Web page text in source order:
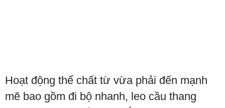
Hoạt động thể chất từ vừa phải đến mạnh
mẽ bao gồm đi bộ nhanh, leo cầu thang